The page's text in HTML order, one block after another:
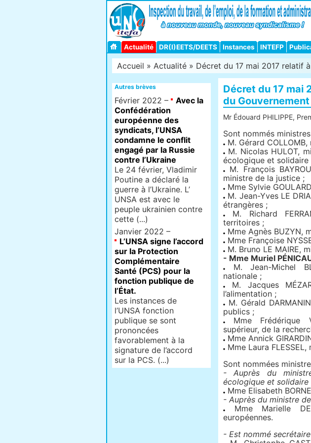
Actualité DR(I)EETS/DEETS Instances INTEFP
Accueil » Actualité » Décret du 17 mai 2017 relatif
Décret du 17 mai
du Gouvernement
Mr Édouard PHILIPPE,
Sont nommés
M. Gérard
M. Nicolas HULOT,
écologique et solidaire
M. François
ministre de la justice ;
Mme Sylvie
M. Jean-Yves LE
étrangères ;
M. Richard
territoires ;
Mme Agnès BUZYN,
Mme Françoise
M. Bruno LE MAIRE,
- Mme Muriel
M. Jean-Michel
nationale ;
M. Jacques
l’alimentation ;
M. Gérald
publics ;
Mme Frédérique
supérieur, de la
Mme Annick
Mme Laura
Sont nommées
- Auprès du
écologique et solidaire
Mme Elisabeth
- Auprès du ministre
Mme Marielle
européennes.
- Est nommé
Autres brèves
Février 2022 –
Avec la
Confédération
européenne des
syndicats, l’UNSA
condamne le conflit
engagé par la Russie
contre l’Ukraine
Le 24 février, Vladimir
Poutine a déclaré la
guerre à l’Ukraine. L’
UNSA est avec le
peuple ukrainien contre
cette (...)
Janvier 2022 –
L’UNSA signe l’accord
sur la Protection
Complémentaire
Santé (PCS) pour la
fonction publique de
l’État.
Les instances de
l’UNSA fonction
publique se sont
prononcées
favorablement à la
signature de l’accord
sur la PCS. (...)